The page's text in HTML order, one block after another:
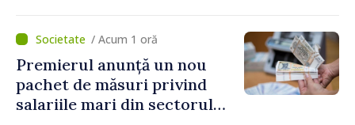
revenirea în țară
/ Acum 1 oră
Premierul anunță un nou
pachet de măsuri privind
salariile mari din sectorul